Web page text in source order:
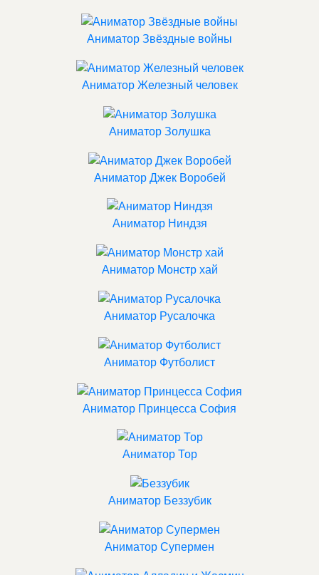
Аниматор Звёздные войны
Аниматор Железный человек
Аниматор Золушка
Аниматор Джек Воробей
Аниматор Ниндзя
Аниматор Монстр хай
Аниматор Русалочка
Аниматор Футболист
Аниматор Принцесса София
Аниматор Тор
Аниматор Беззубик
Аниматор Супермен